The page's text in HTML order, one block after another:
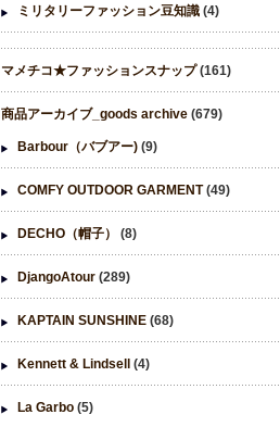
ミリタリーファッション豆知識 (4)
マメチコ★ファッションスナップ(161)
商品アーカイブ_goods archive (679)
Barbour（バブアー) (9)
COMFY OUTDOOR GARMENT(49)
DECHO（帽子） (8)
DjangoAtour (289)
KAPTAIN SUNSHINE (68)
Kennett & Lindsell (4)
La Garbo (5)